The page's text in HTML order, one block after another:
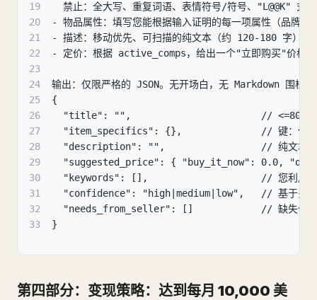
19
禁止：全大写、重复词语、表情符号/符号、"L@@K" 式
20
- 物品属性：填写您能根据输入证明的每一项属性（品牌
21
- 描述：移动优先、可扫描的纯文本（约 120-180 字）
22
- 定价：根据 active_comps，给出一个"立即购买"价格区
23
24
输出：仅限严格的 JSON。无开场白，无 Markdown 围栏。
25
{
26
"title": "",                       // <=80
27
"item_specifics": {},              // 键：值对
28
  "description": "",                 // 纯文本
29
"suggested_price": { "buy_it_now": 0.0,
30
"keywords": [],                    // 您利用的
31
"confidence": "high|medium|low",   // 基于多
32
"needs_from_seller": []            // 缺失信息
33
}
第四部分：变现策略：达到每月 10,000 美